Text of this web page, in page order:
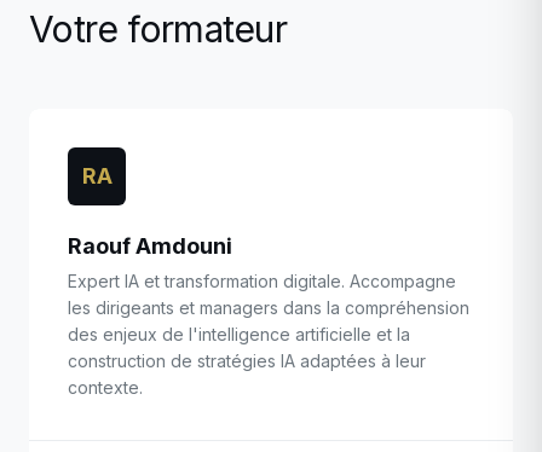
Votre formateur
RA
Raouf Amdouni
Expert IA et transformation digitale. Accompagne
les dirigeants et managers dans la compréhension
des enjeux de l'intelligence artificielle et la
construction de stratégies IA adaptées à leur
contexte.